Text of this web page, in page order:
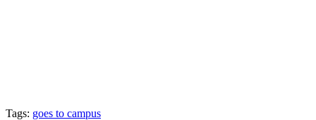
Tags: goes to campus